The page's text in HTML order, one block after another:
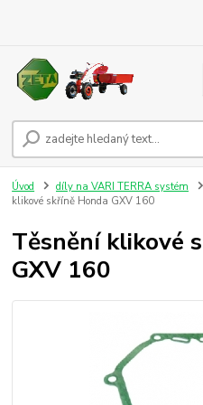
Úvod díly na VARI TERRA systém
klikové skříně Honda GXV 160
Těsnění klikové
GXV 160